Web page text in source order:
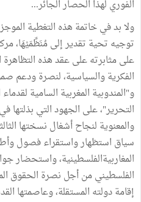
الفوري لهذا الحصار الجائر...
ولا بد في خاتمة هذه التغطية
توجيه تحية تقدير إلى مُنَظِّمَيْهَا،
على مثابرته على عقد هذه التظاهرة
الفكرية والسياسية، لنصرة ودعم
و"المندوبية المغربية السامية
التحرير"، على الجهود التي بذلتها
والمعنوية لنجاح أشغال نسختها
سياق استظهار واستقراء فصول
المغاربيةالفلسطينية، واستحضار
الفلسطيني من أجل نصرة الحقوق
إقامة دولته المستقلة، وعاصمتها